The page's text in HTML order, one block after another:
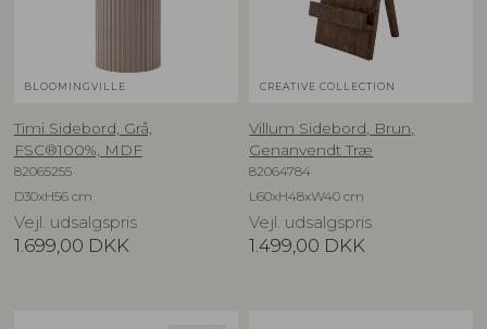
BLOOMINGVILLE
Timi Sidebord, Grå,
FSC®100%, MDF
82065255
D30xH56 cm
Vejl. udsalgspris
1.699,00 DKK
CREATIVE COLLECTION
Villum Sidebord, Brun,
Genanvendt Træ
82064784
L60xH48xW40 cm
Vejl. udsalgspris
1.499,00 DKK